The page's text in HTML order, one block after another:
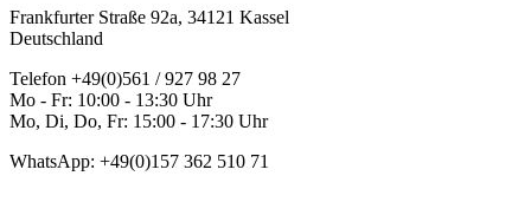
Frankfurter Straße 92a, 34121 Kassel
Deutschland
Telefon +49(0)561 / 927 98 27
Mo - Fr: 10:00 - 13:30 Uhr
Mo, Di, Do, Fr: 15:00 - 17:30 Uhr
WhatsApp: +49(0)157 362 510 71